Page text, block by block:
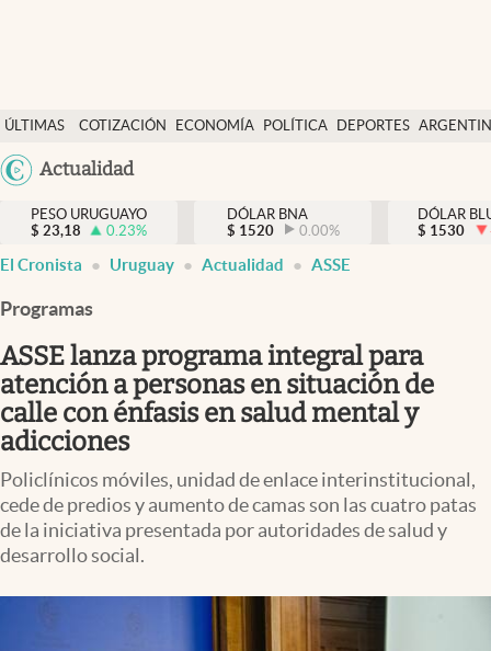
ÚLTIMAS
NOTICIAS
COTIZACIÓN
ECONOMÍA POLÍTICA DEPORTES
México
Actualidad
Actualidad
Economía
Política
Uruguay
PESO URUGUAYO
$ 23,18 0.23%
DÓLAR BNA
$ 1520 0.00%
DÓLAR
$ 1530
El Cronista Uruguay Actualidad ASSE
Programas
ASSE lanza programa integral para
atención a personas en situación de
calle con énfasis en salud mental y
adicciones
Policlínicos móviles, unidad de enlace interinstitucional,
cede de predios y aumento de camas son las cuatro patas
de la iniciativa presentada por autoridades de salud y
desarrollo social.